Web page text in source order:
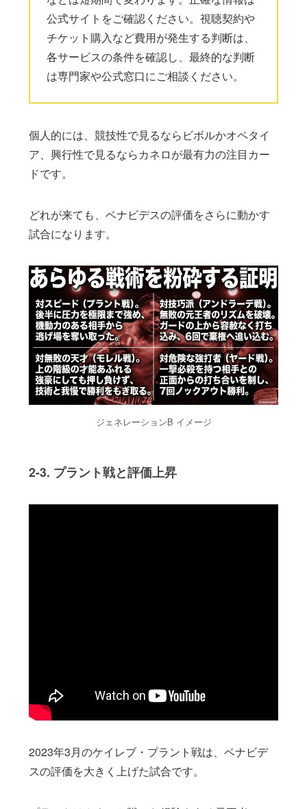
公式サイトをご確認ください。視聴契約や
チケット購入など費用が発生する判断は、
各サービスの条件を確認し、最終的な判断
は専門家や公式窓口にご相談ください。
個人的には、競技性で見るならビボルかオペタイ
ア、興行性で見るならカネロが最有力の注目カー
ドです。
どれが来ても、ベナビデスの評価をさらに動かす
試合になります。
ジェネレーションB イメージ
2-3. プラント戦と評価上昇
2023年3月のケイレブ・プラント戦は、ベナビデ
スの評価を大きく上げた試合です。